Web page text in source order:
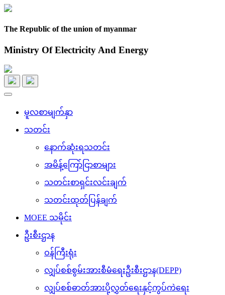
The Republic of the union of myanmar
Ministry Of Electricity And Energy
Toggle
မူလစာမျက်နှာ
သတင်း
နောက်ဆုံးရသတင်း
အမိန့်ကြော်ငြာစာများ
သတင်းစာရှင်းလင်းချက်
သတင်းထုတ်ပြန်ချက်
MOEE သမိုင်း
ဦးစီးဌာန
ဝန်ကြီးရုံး
လျှပ်စစ်စွမ်းအားစီမံရေးဦးစီးဌာန(DEPP)
လျှပ်စစ်ဓာတ်အားပို့လွှတ်ရေးနှင့်ကွပ်ကဲရေး